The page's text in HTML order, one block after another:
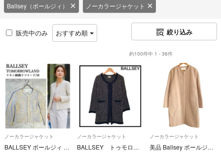
Ballsey（ボールジィ） ノーカラージャケット
販売中のみ おすすめ順 絞り込み
約100件中 1 - 36件
ノーカラージャケット
BALLSEY ボールジィ ミックスヤーン ノーカラーツイードジャケット M トゥモローランド 麻リネン混 アイボリーベージュ
ノーカラージャケット
BALLSEY トゥモローランド ツイード ノーカラー ジャケット カーディガン
ノーカラージャケット
美品 Ballsey ボールジー アルパカブレンド ウール ノーカラーコート 34 ピンクべージュ レディース 古着 中古 USED